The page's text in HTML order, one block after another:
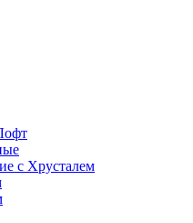
с Хрусталем